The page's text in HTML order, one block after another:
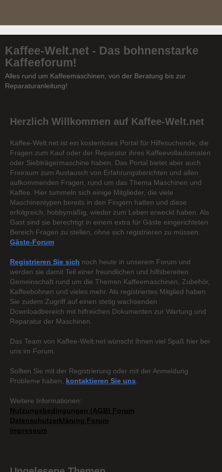
Kaffee-Welt.net - Das bohnenstarke
Kaffeeforum!
Alles rund um Kaffeemaschinen, von der Beratung bis zur
Reparaturanleitung!
Herzlich Willkommen auf Kaffee-Welt.net
Kaffee-Welt.net ist ein kostenloses Portal für Hilfesuchende, die
Fragen zum Kauf oder der Reparatur ihres Kaffeevollautomaten
oder Siebträgermaschine haben. Das Portal bietet aber auch
Freiraum zum Austausch von Erfahrungsberichten und allen
aufkommenden Fragen, rund um das Thema Maschinen und
Kaffee. Hier tummeln sich einige Mitglieder, die viele
Maschinentypen bereits in den Fingern hatten und diese
erfolgreich, hobbymäßig, wieder zum Leben erweckt haben. Als
Gast sind sie berechtigt in einem extra für Gäste eingerichteten
Bereich Fragen zu stellen, ohne sich registrieren zu müssen:
Gäste-Forum
Registrieren Sie sich noch heute in unserem Forum und
werden sie damit Teil einer freundlichen und hilfsbereiten
Gemeinschaft rund um die Themen Kaffeemaschinen, Zubehör,
Kaffeebohnen und vieles mehr. Als registriertes Mitglied haben
Sie zudem Zugriff auf einen stetig wachsenden
Downloadbereich mit hilfreichen Dokumenten zur Wartung und
Reparatur der Maschinen.
Das Team von Kaffee-Welt.net wünscht Ihnen viel Spaß hier bei
uns im Forum.
Sollten Sie mit der Registrierung oder mit der Anmeldung
Probleme haben, kontaktieren Sie uns
Weitere Informationen:
Nutzungsbedingungen (AGB) Forum
Datenschutzerklärung Forum
Impressum